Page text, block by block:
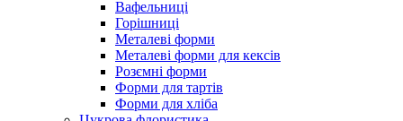
Вафельниці
Горішниці
Металеві форми
Металеві форми для кексів
Розємні форми
Форми для тартів
Форми для хліба